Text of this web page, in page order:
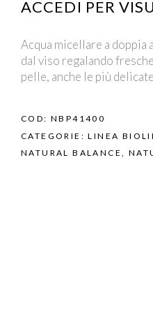
ACCEDI PER
Acqua micellare a
dal viso regalando
pelle, anche le più
COD: NBP41400
CATEGORIE:LINEA
NATURAL BALANCE ,